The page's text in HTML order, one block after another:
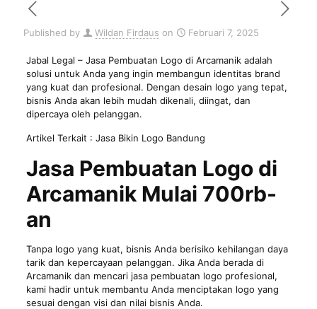
Published by Wildan Firdaus on Februari 7, 2025
Jabal Legal – Jasa Pembuatan Logo di Arcamanik adalah
solusi untuk Anda yang ingin membangun identitas brand
yang kuat dan profesional. Dengan desain logo yang tepat,
bisnis Anda akan lebih mudah dikenali, diingat, dan
dipercaya oleh pelanggan.
Artikel Terkait : Jasa Bikin Logo Bandung
Jasa Pembuatan Logo di
Arcamanik Mulai 700rb-
an
Tanpa logo yang kuat, bisnis Anda berisiko kehilangan daya
tarik dan kepercayaan pelanggan. Jika Anda berada di
Arcamanik dan mencari jasa pembuatan logo profesional,
kami hadir untuk membantu Anda menciptakan logo yang
sesuai dengan visi dan nilai bisnis Anda.